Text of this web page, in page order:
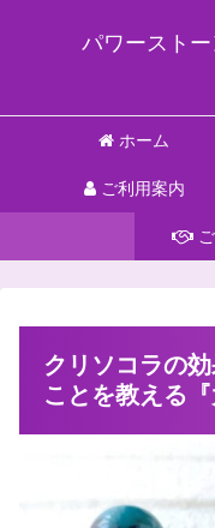
パワーストー
ホーム
ご利用案内
クリソコラの
ことを教える『